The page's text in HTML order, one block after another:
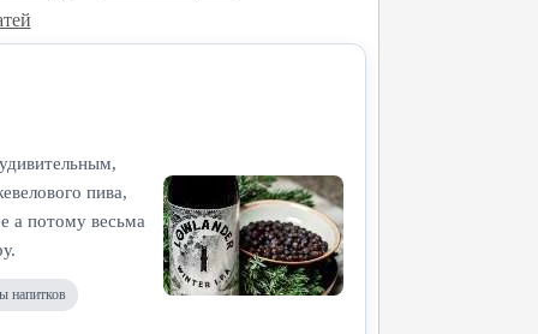
пива,
а потому весьма
напитков